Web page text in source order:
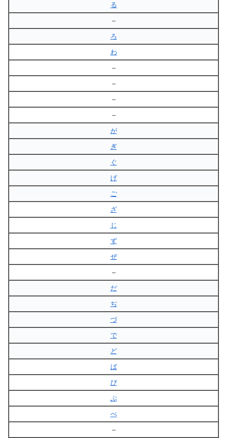
る
–
ろ
わ
–
–
–
–
が
ぎ
ぐ
げ
ご
ざ
じ
ず
ぜ
–
だ
ぢ
づ
で
ど
ば
び
ぶ
べ
–